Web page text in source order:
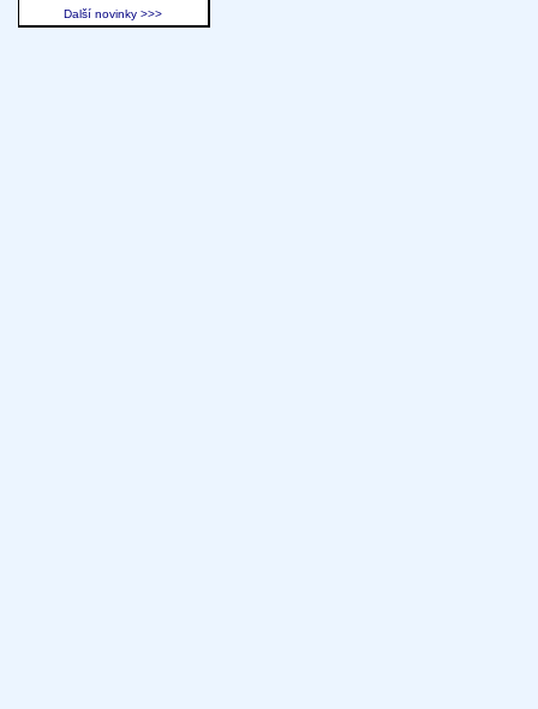
Další novinky >>>